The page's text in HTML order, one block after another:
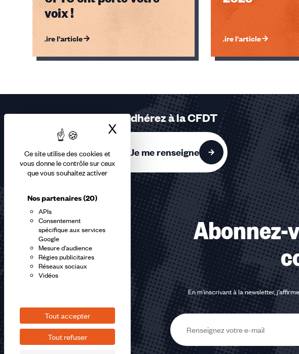
Ce site utilise des cookies et
vous donne le contrôle sur ceux
que vous souhaitez activer
Nos partenaires(20)
APIs
Consentement
spécifique aux services
Google
Mesure d'audience
Régies publicitaires
Réseaux sociaux
Vidéos
Tout accepter
Tout refuser
X Masquer le bandeau des
voix !
Lire l'article Lire l'article
Éléments
accessibles
Adhérez à la CFDT
Je me renseigne
Abonnez-
En m'inscrivant à la newsletter,
E-
mail